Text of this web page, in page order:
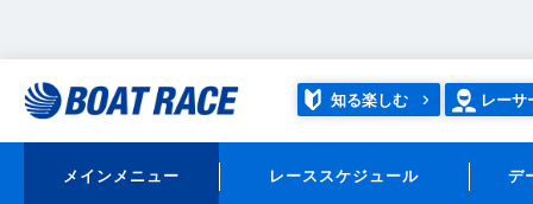
知る楽しむ レーサ
メインメニュー レーススケジュール デ